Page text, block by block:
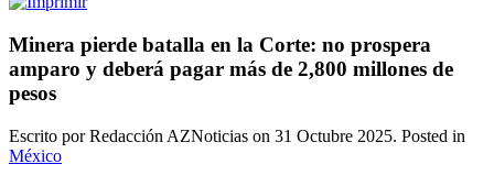
Minera pierde batalla en la Corte: no prospera
amparo y deberá pagar más de 2,800 millones de
pesos
Escrito por Redacción AZNoticias on 31 Octubre 2025. Posted in
México